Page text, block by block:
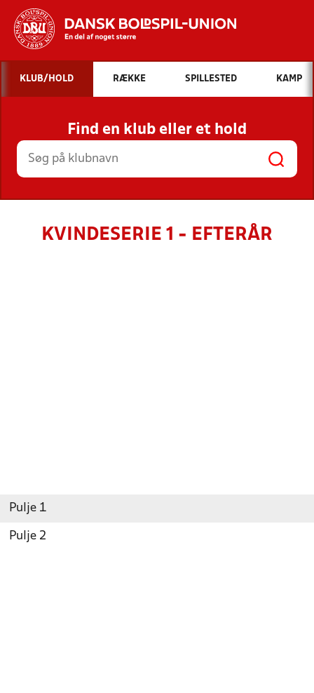
Hvad vil du søge efter?
INDHOLD OG NYHEDER
STILLINGER, RESULTATER, KLUBBER OG
HOLD
KLUB/HOLD RÆKKE SPILLESTED KAMP
Find en klub eller et hold
KVINDESERIE 1 - EFTERÅR
Pulje 1
Pulje 2